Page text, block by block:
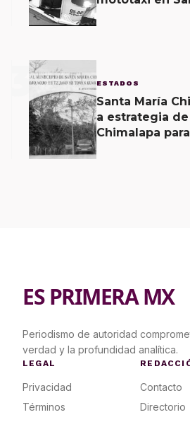
3 ESTADOS
Santa María
a estrategia
Chimalapa
ES PRIMERA MX
Periodismo de autoridad
verdad y la profundidad analítica.
LEGAL
Privacidad
Términos
Contacto
Directorio